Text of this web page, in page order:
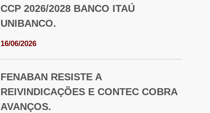
CCP 2026/2028 BANCO ITAÚ
UNIBANCO.
16/06/2026
FENABAN RESISTE A
REIVINDICAÇÕES E CONTEC COBRA
AVANÇOS.